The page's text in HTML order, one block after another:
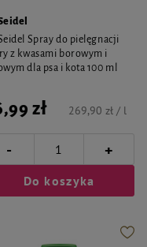
Spray do pielęgnacji
z kwasami borowym i
dla psa i kota 100 ml
zł 269,90 zł / l
- +
Do koszyka